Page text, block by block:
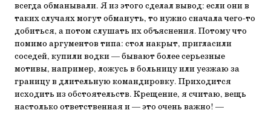
всегда обманывали. Я из этого сделал вывод: если они в
таких случаях могут обмануть, то нужно сначала чего-то
добиться, а потом слушать их объяснения. Потому что
помимо аргументов типа: стол накрыт, пригласили
соседей, купили водки — бывают более серьезные
мотивы, например, ложусь в больницу или уезжаю за
границу в длительную командировку. Приходится
исходить из обстоятельств. Крещение, я считаю, вещь
настолько ответственная и — это очень важно! —